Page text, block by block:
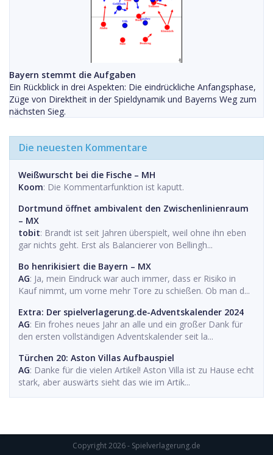
Bayern stemmt die Aufgaben
Ein Rückblick in drei Aspekten: Die eindrückliche Anfangsphase,
Züge von Direktheit in der Spieldynamik und Bayerns Weg zum
nächsten Sieg.
Die neuesten Kommentare
Weißwurscht bei die Fische – MH
Koom: Die Kommentarfunktion ist kaputt.
Dortmund öffnet ambivalent den Zwischenlinienraum
– MX
tobit: Brandt ist seit Jahren überspielt, weil ohne ihn eben
gar nichts geht. Erst als Balancierer von Bellingh...
Bo henrikisiert die Bayern – MX
AG: Ja, mein Eindruck war auch immer, dass er Risiko in
Kauf nimmt, um vorne mehr Tore zu schießen. Ob man d...
Extra: Der spielverlagerung.de-Adventskalender 2024
AG: Ein frohes neues Jahr an alle und ein großer Dank für
den ersten vollständigen Adventskalender seit la...
Türchen 20: Aston Villas Aufbauspiel
AG: Danke für die vielen Artikel! Aston Villa ist zu Hause echt
stark, aber auswärts sieht das wie im Artik...
Copyright 2026 - Spielverlagerung.de